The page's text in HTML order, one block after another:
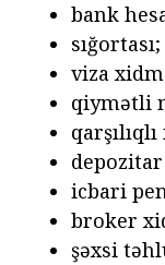
bank
sığortası;
viza
qiymətli
icbari
broker
şəxsi